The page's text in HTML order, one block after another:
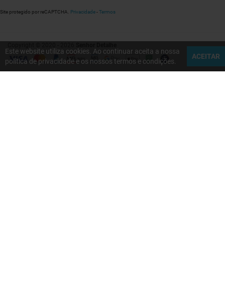
Site protegido por reCAPTCHA. Privacidade-Termos
Este website utiliza cookies. Ao continuar aceita a nossa
política de privacidade e os nossos termos e condições.
ACEITAR